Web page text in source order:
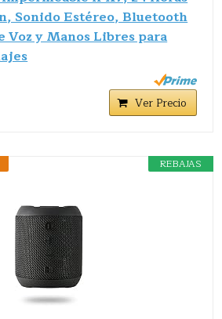
Sonido Estéreo, Bluetooth
Voz y Manos Libres para
Ver Precio
REBAJAS